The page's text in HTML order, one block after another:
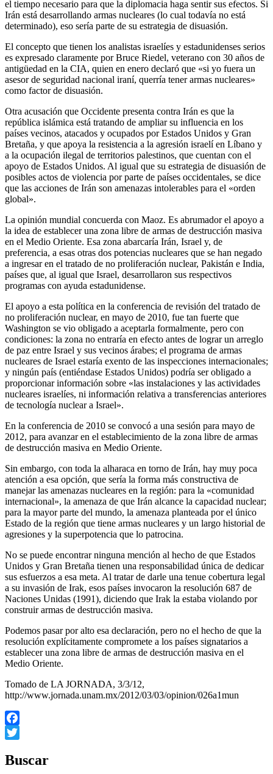
el tiempo necesario para que la diplomacia haga sentir sus efectos. Si
Irán está desarrollando armas nucleares (lo cual todavía no está
determinado), eso sería parte de su estrategia de disuasión.
El concepto que tienen los analistas israelíes y estadunidenses serios
es expresado claramente por Bruce Riedel, veterano con 30 años de
antigüedad en la CIA, quien en enero declaró que «si yo fuera un
asesor de seguridad nacional iraní, querría tener armas nucleares»
como factor de disuasión.
Otra acusación que Occidente presenta contra Irán es que la
república islámica está tratando de ampliar su influencia en los
países vecinos, atacados y ocupados por Estados Unidos y Gran
Bretaña, y que apoya la resistencia a la agresión israelí en Líbano y
a la ocupación ilegal de territorios palestinos, que cuentan con el
apoyo de Estados Unidos. Al igual que su estrategia de disuasión de
posibles actos de violencia por parte de países occidentales, se dice
que las acciones de Irán son amenazas intolerables para el «orden
global».
La opinión mundial concuerda con Maoz. Es abrumador el apoyo a
la idea de establecer una zona libre de armas de destrucción masiva
en el Medio Oriente. Esa zona abarcaría Irán, Israel y, de
preferencia, a esas otras dos potencias nucleares que se han negado
a ingresar en el tratado de no proliferación nuclear, Pakistán e India,
países que, al igual que Israel, desarrollaron sus respectivos
programas con ayuda estadunidense.
El apoyo a esta política en la conferencia de revisión del tratado de
no proliferación nuclear, en mayo de 2010, fue tan fuerte que
Washington se vio obligado a aceptarla formalmente, pero con
condiciones: la zona no entraría en efecto antes de lograr un arreglo
de paz entre Israel y sus vecinos árabes; el programa de armas
nucleares de Israel estaría exento de las inspecciones internacionales;
y ningún país (entiéndase Estados Unidos) podría ser obligado a
proporcionar información sobre «las instalaciones y las actividades
nucleares israelíes, ni información relativa a transferencias anteriores
de tecnología nuclear a Israel».
En la conferencia de 2010 se convocó a una sesión para mayo de
2012, para avanzar en el establecimiento de la zona libre de armas
de destrucción masiva en Medio Oriente.
Sin embargo, con toda la alharaca en torno de Irán, hay muy poca
atención a esa opción, que sería la forma más constructiva de
manejar las amenazas nucleares en la región: para la «comunidad
internacional», la amenaza de que Irán alcance la capacidad nuclear;
para la mayor parte del mundo, la amenaza planteada por el único
Estado de la región que tiene armas nucleares y un largo historial de
agresiones y la superpotencia que lo patrocina.
No se puede encontrar ninguna mención al hecho de que Estados
Unidos y Gran Bretaña tienen una responsabilidad única de dedicar
sus esfuerzos a esa meta. Al tratar de darle una tenue cobertura legal
a su invasión de Irak, esos países invocaron la resolución 687 de
Naciones Unidas (1991), diciendo que Irak la estaba violando por
construir armas de destrucción masiva.
Podemos pasar por alto esa declaración, pero no el hecho de que la
resolución explícitamente compromete a los países signatarios a
establecer una zona libre de armas de destrucción masiva en el
Medio Oriente.
Tomado de LA JORNADA, 3/3/12,
http://www.jornada.unam.mx/2012/03/03/opinion/026a1mun
Facebook
Buscar